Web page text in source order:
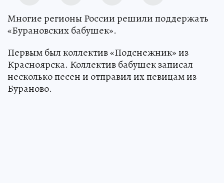
Многие регионы России решили поддержать
«Бурановских бабушек».
Первым был коллектив «Подснежник» из
Красноярска. Коллектив бабушек записал
несколько песен и отправил их певицам из
Бураново.